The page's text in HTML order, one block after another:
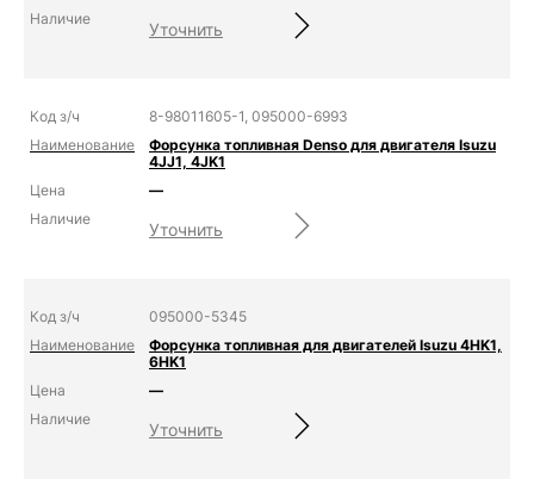
Уточнить
8-98011605-1, 095000-6993
Форсунка топливная Denso для двигателя Isuzu
4JJ1, 4JK1
—
Уточнить
095000-5345
Форсунка топливная для двигателей Isuzu 4HK1,
6HK1
—
Уточнить